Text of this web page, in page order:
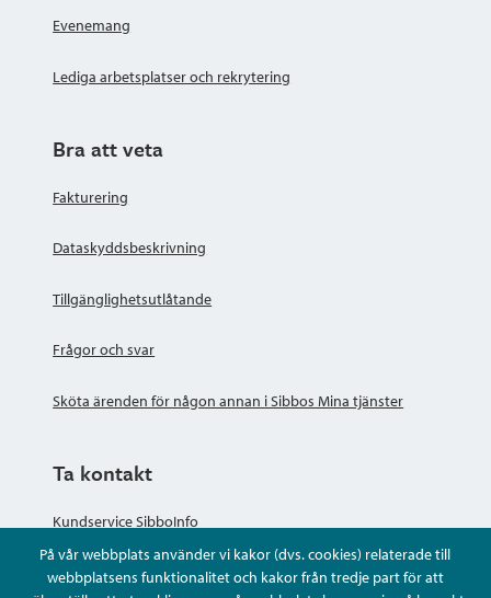
På vår webbplats använder vi kakor (dvs. cookies) relaterade till
webbplatsens funktionalitet och kakor från tredje part för att
Evenemang
Lediga arbetsplatser och rekrytering
Bra att veta
Fakturering
Dataskyddsbeskrivning
Tillgänglighetsutlåtande
Frågor och svar
Sköta ärenden för någon annan i Sibbos Mina tjänster
Ta kontakt
Kundservice SibboInfo
Ge anonym respons